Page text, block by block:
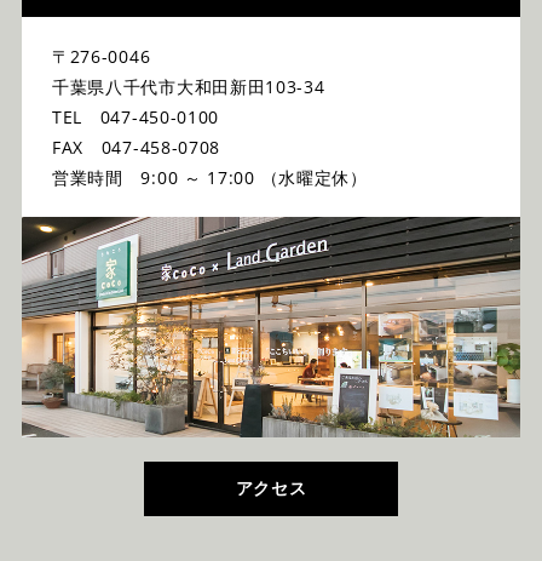
〒276-0046
千葉県八千代市大和田新田103-34
TEL 047-450-0100
FAX 047-458-0708
営業時間 9:00 ～ 17:00 （水曜定休）
アクセス